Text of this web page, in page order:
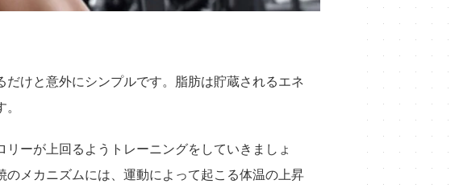
けと意外にシンプルです。脂肪は貯蔵されるエネ
ーが上回るようトレーニングをしていきましょ
メカニズムには、運動によって起こる体温の上昇